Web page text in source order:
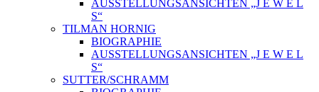
AUSSTELLUNGSANSICHTEN „J E W E L
S“
TILMAN HORNIG
BIOGRAPHIE
AUSSTELLUNGSANSICHTEN „J E W E L
S“
SUTTER/SCHRAMM